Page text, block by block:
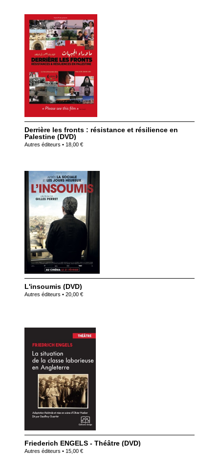
Derrière les fronts : résistance et résilience en
Palestine (DVD)
Autres éditeurs • 18,00 €
L'insoumis (DVD)
Autres éditeurs • 20,00 €
Friederich ENGELS - Théâtre (DVD)
Autres éditeurs • 15,00 €